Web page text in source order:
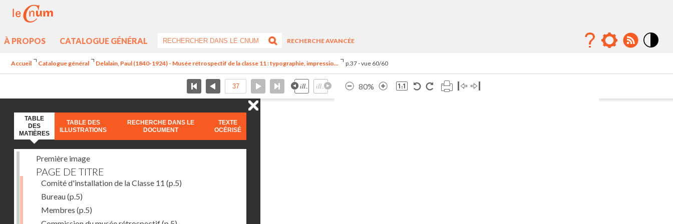
À PROPOS CATALOGUE GÉNÉRAL
RECHERCHE AVANCÉE
Accueil Catalogue général Delalain, Paul (1840-1924) - Musée rétrospectif de la classe 11 : typographie, impressio... p.37 - vue 60/60
80%
TABLE
DES
MATIÈRES
TABLE DES
ILLUSTRATIONS
RECHERCHE DANS LE
DOCUMENT
TEXTE
OCÉRISÉ
Première image
PAGE DE TITRE
Comité d'installation de la Classe 11 (p.5)
Bureau(p.5)
Membres (p.5)